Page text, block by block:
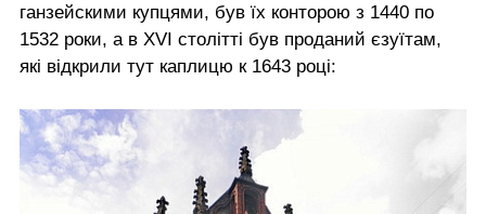
ганзейскими купцями, був їх конторою з 1440 по
1532 роки, а в XVI столітті був проданий єзуїтам,
які відкрили тут каплицю к 1643 році: